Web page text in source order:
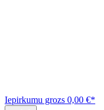
Iepirkumu grozs 0,00 €*